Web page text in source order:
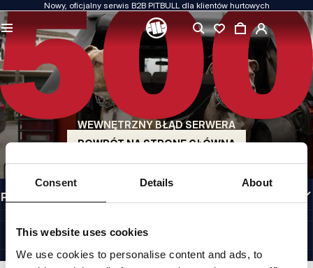
Consent Details About
This website uses cookies
We use cookies to personalise content and ads, to
Nowy, oficjalny serwis B2B PITBULL dla klientów hurtowych
WEWNĘTRZNY BŁĄD SERWERA
POWRÓT NA STRONĘ GŁÓWNĄ
JAKOŚĆ TO DLA NAS PRIORYTET
Naszą odzież produkujemy z pasją. Nie idziemy na kompromis w kwestiach
wytrzymałości, długowieczności materiałów i dbałości o detal.
US ORIGIN
Nasze korzenie sięgają San Diego z początku lat 90-tych XX wieku. Nasz styl jest
surowy, autentyczny i bezkompromisowy.
MARKA Z CHARAKTEREM
Nasze kolekcje wybierają sportowcy, fighterzy i uparci indywidualiści.
INFORMACJE
PRZYDATNE LINKI
©1997 - 2026 PITBULL SP. Z O.O. ALL RIGHTS RESERVED.
SITE CREDITS
IDŹ DO GÓRY